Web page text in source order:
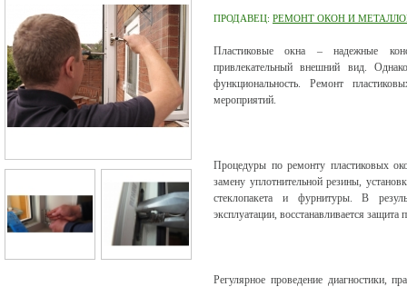
ПРОДАВЕЦ: РЕМОНТ ОКОН И
Пластиковые окна – надежные
привлекательный внешний вид.
функциональность. Ремонт
мероприятий.
Процедуры по ремонту пластиковых
замену уплотнительной резины,
стеклопакета и фурнитуры. В
эксплуатации, восстанавливается
Регулярное проведение диагностики,